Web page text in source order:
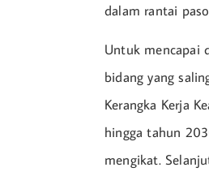
dalam rantai
Untuk mencapai
bidang yang
Kerangka Kerja
hingga tahun
mengikat.